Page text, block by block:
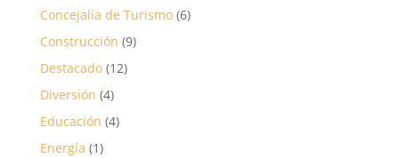
Concejalía de Turismo(6)
Construcción (9)
Destacado(12)
Diversión (4)
Educación (4)
Energía (1)